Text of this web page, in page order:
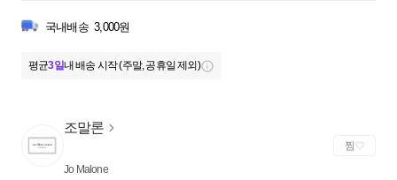
국내배송 3,000원
평균3일내 배송 시작 (주말, 공휴일 제외)
조말론
Jo Malone
찜